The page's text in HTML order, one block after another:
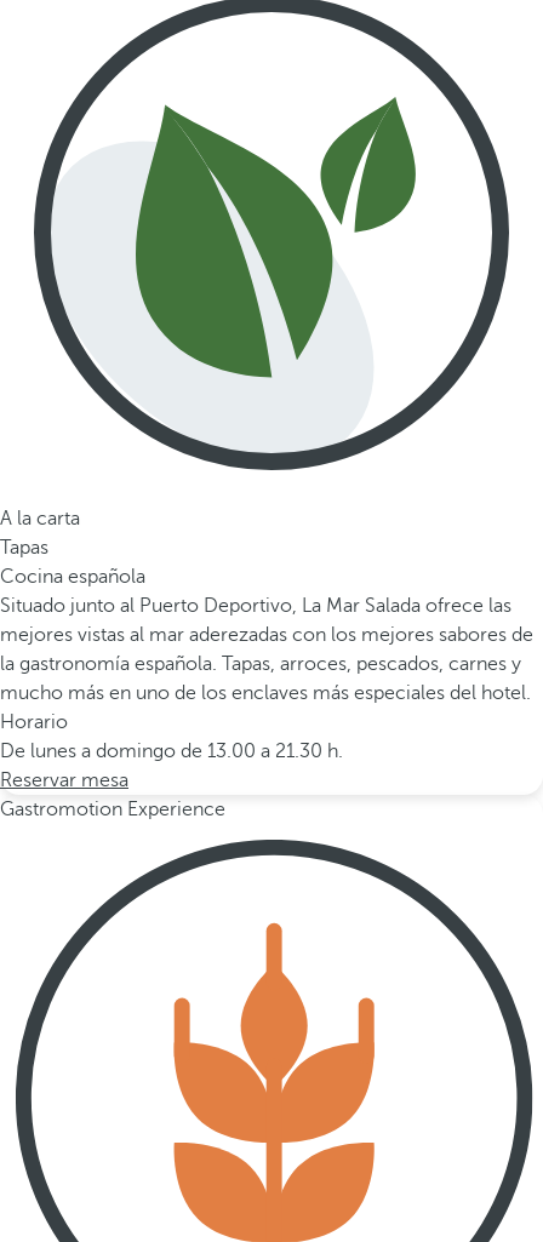
A la carta
Tapas
Cocina española
Situado junto al Puerto Deportivo, La Mar Salada ofrece las
mejores vistas al mar aderezadas con los mejores sabores de
la gastronomía española. Tapas, arroces, pescados, carnes y
mucho más en uno de los enclaves más especiales del hotel.
Horario
De lunes a domingo de 13.00 a 21.30 h.
Reservar mesa
Gastromotion Experience